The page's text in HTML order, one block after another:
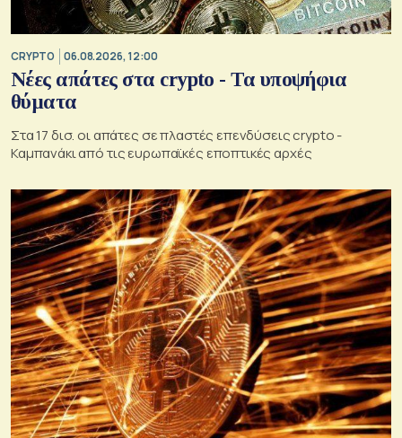
CRYPTO 06.08.2026, 12:00
Νέες απάτες στα crypto - Τα υποψήφια
θύματα
Στα 17 δισ. οι απάτες σε πλαστές επενδύσεις crypto -
Καμπανάκι από τις ευρωπαϊκές εποπτικές αρχές